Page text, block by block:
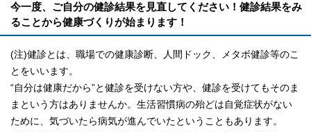
今一度、ご自分の健診結果を見直してください！健診結果をみ
ることから健康づくりが始まります！
(注)健診とは、職場での健康診断、人間ドック、メタボ健診等のこ
とをいいます。
“自分は健康だから”と健診を受けない方や、健診を受けてもそのま
まという方はありませんか。生活習慣病の殆どは自覚症状がない
ために、気づいたら病気が進んでいたということもあります。